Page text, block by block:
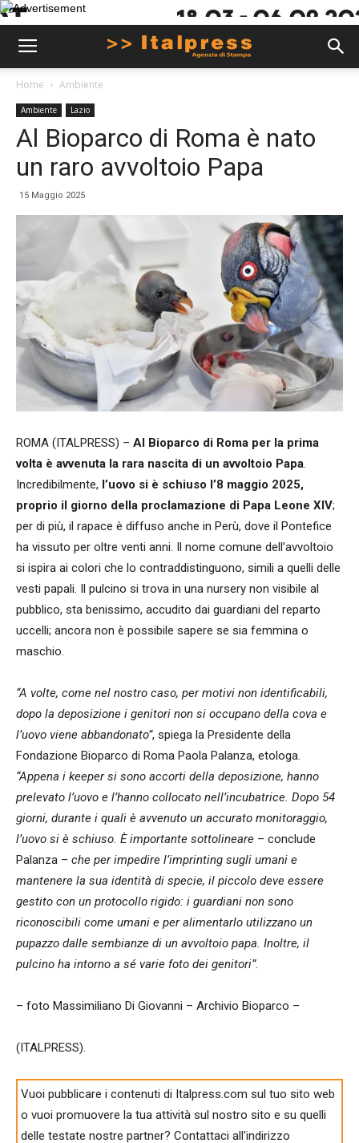
Home Ambiente
Ambiente Lazio
Al Bioparco di Roma è nato
un raro avvoltoio Papa
15 Maggio 2025
ROMA (ITALPRESS) – Al Bioparco di Roma per la prima
volta è avvenuta la rara nascita di un avvoltoio Papa.
Incredibilmente, l’uovo si è schiuso l’8 maggio 2025,
proprio il giorno della proclamazione di Papa Leone XIV;
per di più, il rapace è diffuso anche in Perù, dove il Pontefice
ha vissuto per oltre venti anni. Il nome comune dell’avvoltoio
si ispira ai colori che lo contraddistinguono, simili a quelli delle
vesti papali. Il pulcino si trova in una nursery non visibile al
pubblico, sta benissimo, accudito dai guardiani del reparto
uccelli; ancora non è possibile sapere se sia femmina o
maschio.
“A volte, come nel nostro caso, per motivi non identificabili,
dopo la deposizione i genitori non si occupano della cova e
l’uovo viene abbandonato”, spiega la Presidente della
Fondazione Bioparco di Roma Paola Palanza, etologa.
“Appena i keeper si sono accorti della deposizione, hanno
prelevato l’uovo e l’hanno collocato nell’incubatrice. Dopo 54
giorni, durante i quali è avvenuto un accurato monitoraggio,
l’uovo si è schiuso. È importante sottolineare – conclude
Palanza – che per impedire l’imprinting sugli umani e
mantenere la sua identità di specie, il piccolo deve essere
gestito con un protocollo rigido: i guardiani non sono
riconoscibili come umani e per alimentarlo utilizzano un
pupazzo dalle sembianze di un avvoltoio papa. Inoltre, il
pulcino ha intorno a sé varie foto dei genitori”.
– foto Massimiliano Di Giovanni – Archivio Bioparco –
(ITALPRESS).
Vuoi pubblicare i contenuti di Italpress.com sul tuo sito web
o vuoi promuovere la tua attività sul nostro sito e su quelli
delle testate nostre partner? Contattaci all'indirizzo